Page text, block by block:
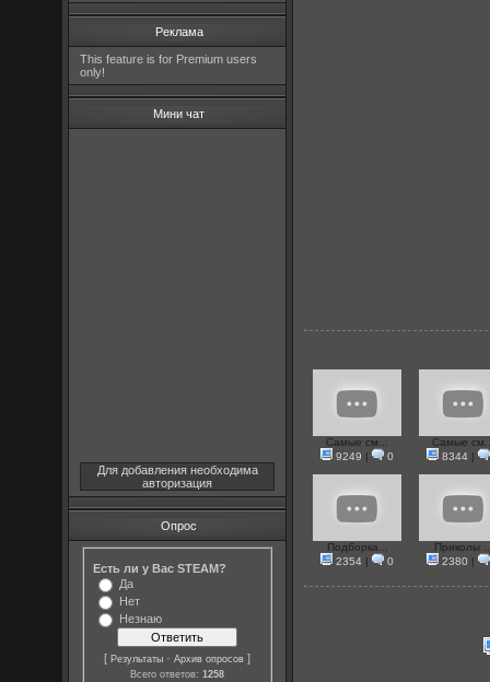
Реклама
This feature is for Premium users
only!
Мини чат
Для добавления необходима
авторизация
Опрос
Есть ли у Вас STEAM?
Да
Нет
Незнаю
[Результаты ·Архив опросов ]
Всего ответов:1258
Самые см...
9249 | 0
Самые
8344 |
Подборка...
2354 | 0
Приколы
2380 |